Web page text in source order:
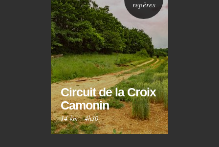
Circuit de la Croix
Camonin
14 km·4h30
repères